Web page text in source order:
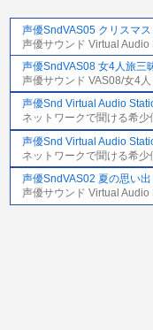
声優SndVAS05 クリスマ
声優サウンド Virtual Audio
声優SndVAS08 女4人旅三
声優サウンド VAS08/女4
声優Snd Virtual Audio
ネットワークで聞ける希
声優Snd Virtual Audio
ネットワークで聞ける希
声優SndVAS02 夏の思い
声優サウンド Virtual Audio